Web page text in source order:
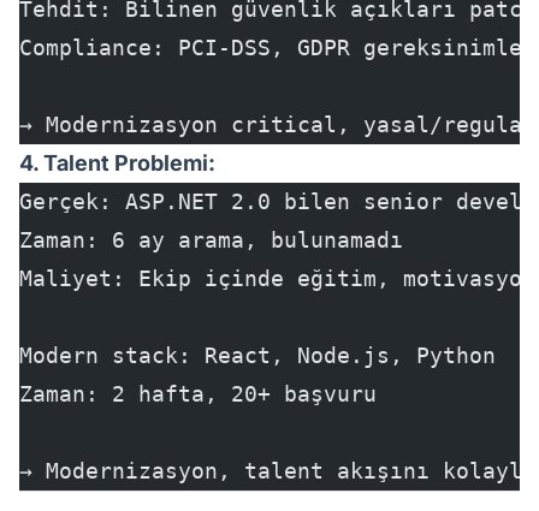
Tehdit: Bilinen güvenlik açıkları patch
Compliance: PCI-DSS, GDPR
→ Modernizasyon critical, yasal/
4. Talent Problemi:
Gerçek: ASP.NET 2.0 bilen senior
Zaman: 6 ay arama, bulunamadı
Maliyet: Ekip içinde eğitim, motivasyon
Modern stack: React, Node.js, Python
Zaman: 2 hafta, 20+ başvuru
→ Modernizasyon, talent akışını